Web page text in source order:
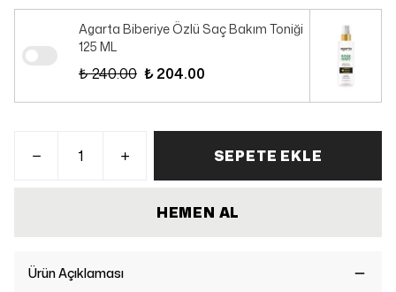
Agarta Biberiye Özlü Saç Bakım Toniği
125 ML
₺ 240.00 ₺ 204.00
SEPETE EKLE
HEMEN AL
Ürün Açıklaması